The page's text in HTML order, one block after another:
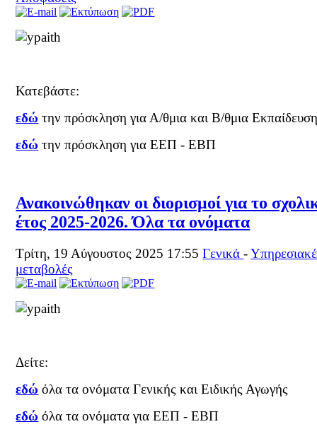
Κατεβάστε:
εδώ την πρόσκληση για Α/θμια και Β/θμια
εδώ την πρόσκληση για ΕΕΠ - ΕΒΠ
Ανακοινώθηκαν οι διορισμοί για το
έτος 2025-2026. Όλα τα ονόματα
Τρίτη, 19 Αύγουστος 2025 17:55Γενικά-
μεταβολές
Δείτε:
εδώ όλα τα ονόματα Γενικής και Ειδικής Αγωγής
εδώ όλα τα ονόματα για ΕΕΠ - ΕΒΠ